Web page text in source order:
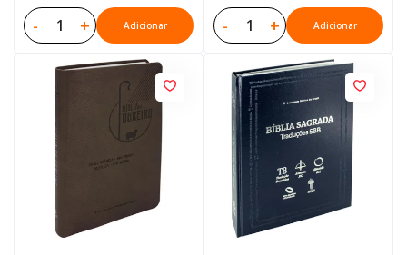
- + Adicionar - + Adicionar